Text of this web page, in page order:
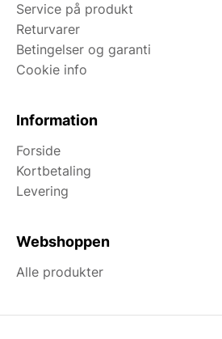
Service på produkt
Returvarer
Betingelser og garanti
Cookie info
Information
Forside
Kortbetaling
Levering
Webshoppen
Alle produkter